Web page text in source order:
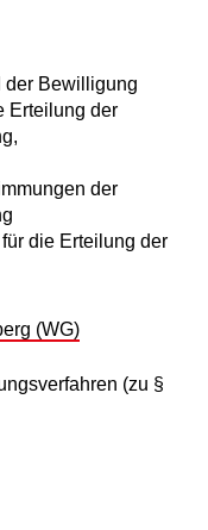
der Bewilligung
Erteilung der
der
die Erteilung der
(WG)
(zu §